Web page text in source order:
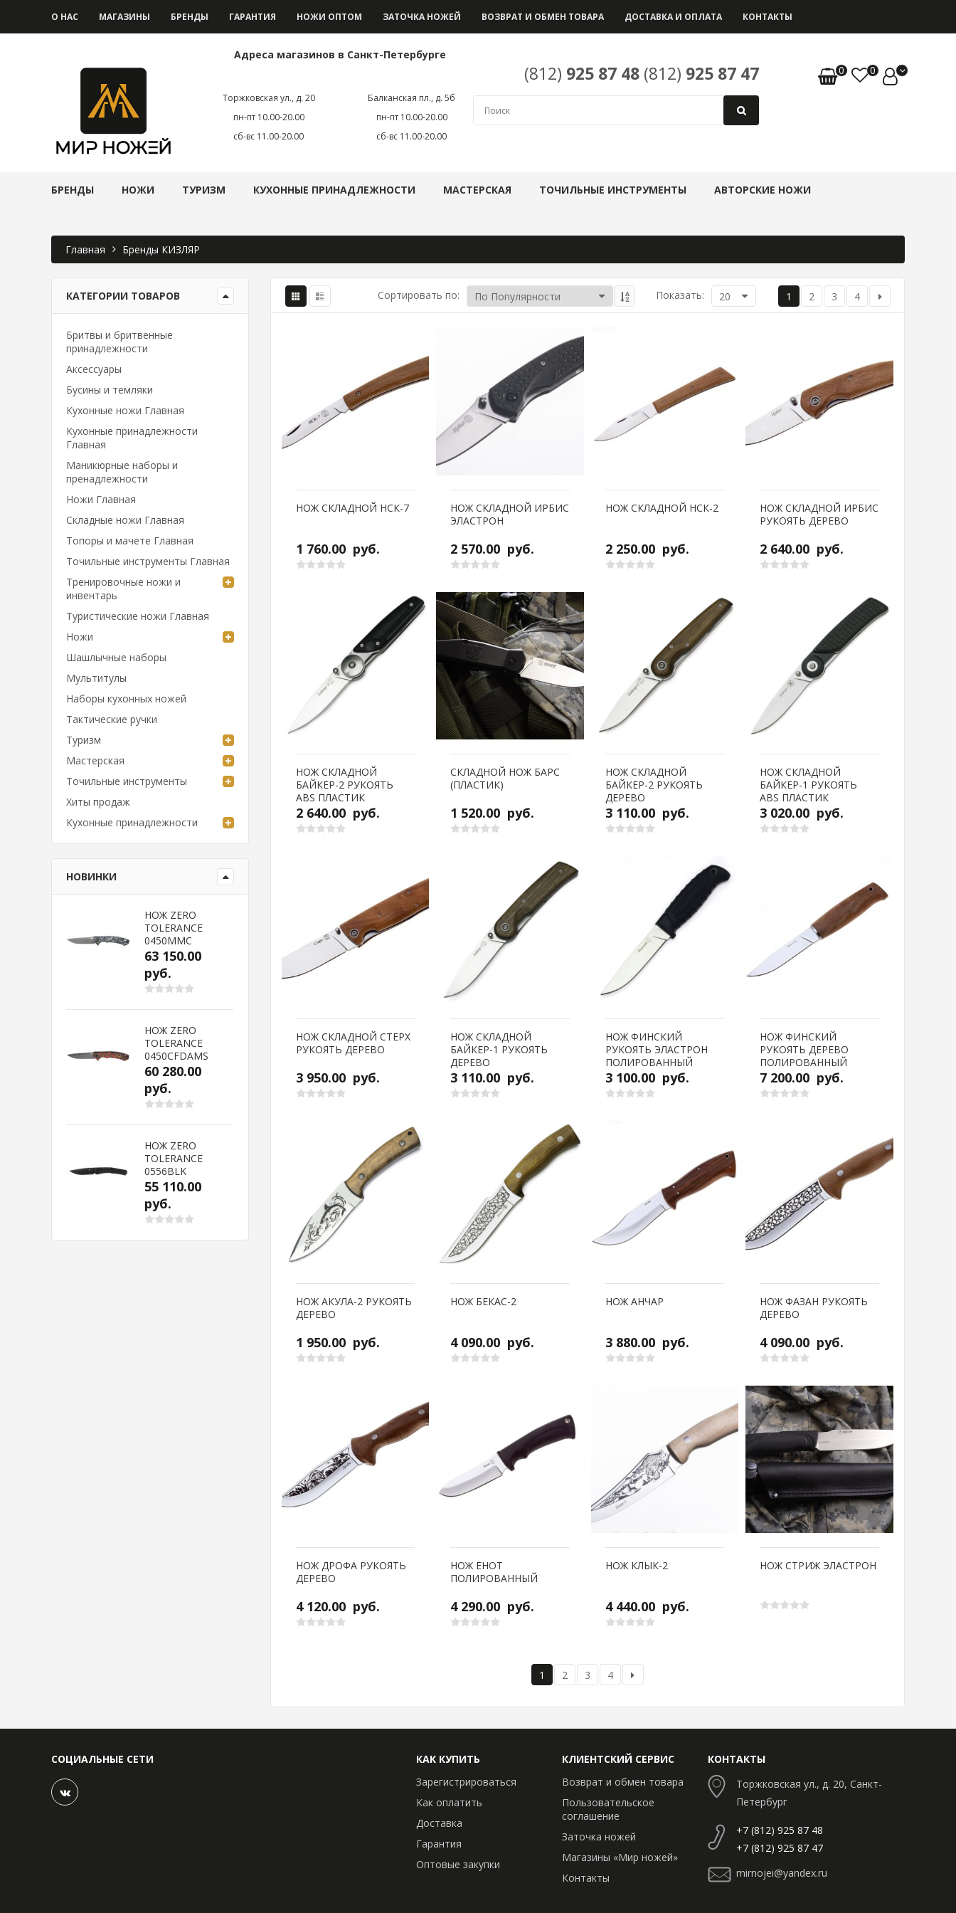
О НАС МАГАЗИНЫ БРЕНДЫ ГАРАНТИЯ НОЖИ ОПТОМ ЗАТОЧКА НОЖЕЙ ВОЗВРАТ И ОБМЕН ТОВАРА ДОСТАВКА И ОПЛАТА КОНТАКТЫ
Адреса магазинов в Санкт-Петербурге
(812) 925 87 48 (812) 925 87 47
Торжковская ул., д. 20
пн-пт 10.00-20.00
сб-вс 11.00-20.00
Балканская пл., д. 5б
пн-пт 10.00-20.00
сб-вс 11.00-20.00
0 0
БРЕНДЫ НОЖИ ТУРИЗМ КУХОННЫЕ ПРИНАДЛЕЖНОСТИ МАСТЕРСКАЯ ТОЧИЛЬНЫЕ ИНСТРУМЕНТЫ АВТОРСКИЕ НОЖИ
Главная Бренды КИЗЛЯР
КАТЕГОРИИ ТОВАРОВ
Бритвы и бритвенные
принадлежности
Аксессуары
Бусины и темляки
Кухонные ножи Главная
Кухонные принадлежности
Главная
Маникюрные наборы и
пренадлежности
Ножи Главная
Складные ножи Главная
Топоры и мачете Главная
Точильные инструменты Главная
Тренировочные ножи и
инвентарь
Туристические ножи Главная
Ножи
Шашлычные наборы
Мультитулы
Наборы кухонных ножей
Тактические ручки
Туризм
Мастерская
Точильные инструменты
Хиты продаж
Кухонные принадлежности
НОВИНКИ
НОЖ ZERO
TOLERANCE
0450MMC
63 150.00
руб.
НОЖ ZERO
TOLERANCE
0450CFDAMS
60 280.00
руб.
НОЖ ZERO
TOLERANCE
0556BLK
55 110.00
руб.
Сортировать по: Показать: 20 1 2 3 4
НОЖ СКЛАДНОЙ НСК-7
1 760.00 руб.
НОЖ СКЛАДНОЙ ИРБИС
ЭЛАСТРОН
2 570.00 руб.
НОЖ СКЛАДНОЙ НСК-2
2 250.00 руб.
НОЖ СКЛАДНОЙ ИРБИС
РУКОЯТЬ ДЕРЕВО
2 640.00 руб.
НОЖ СКЛАДНОЙ
БАЙКЕР-2 РУКОЯТЬ
ABS ПЛАСТИК
2 640.00 руб.
СКЛАДНОЙ НОЖ БАРС
(ПЛАСТИК)
1 520.00 руб.
НОЖ СКЛАДНОЙ
БАЙКЕР-2 РУКОЯТЬ
ДЕРЕВО
3 110.00 руб.
НОЖ СКЛАДНОЙ
БАЙКЕР-1 РУКОЯТЬ
ABS ПЛАСТИК
3 020.00 руб.
НОЖ СКЛАДНОЙ СТЕРХ
РУКОЯТЬ ДЕРЕВО
3 950.00 руб.
НОЖ СКЛАДНОЙ
БАЙКЕР-1 РУКОЯТЬ
ДЕРЕВО
3 110.00 руб.
НОЖ ФИНСКИЙ
РУКОЯТЬ ЭЛАСТРОН
ПОЛИРОВАННЫЙ
3 100.00 руб.
НОЖ ФИНСКИЙ
РУКОЯТЬ ДЕРЕВО
ПОЛИРОВАННЫЙ
7 200.00 руб.
НОЖ АКУЛА-2 РУКОЯТЬ
ДЕРЕВО
1 950.00 руб.
НОЖ БЕКАС-2
4 090.00 руб.
НОЖ АНЧАР
3 880.00 руб.
НОЖ ФАЗАН РУКОЯТЬ
ДЕРЕВО
4 090.00 руб.
НОЖ ДРОФА РУКОЯТЬ
ДЕРЕВО
4 120.00 руб.
НОЖ ЕНОТ
ПОЛИРОВАННЫЙ
4 290.00 руб.
НОЖ КЛЫК-2
4 440.00 руб.
НОЖ СТРИЖ ЭЛАСТРОН
1 2 3 4
СОЦИАЛЬНЫЕ СЕТИ
КАК КУПИТЬ
Зарегистрироваться
Как оплатить
Доставка
Гарантия
Оптовые закупки
КЛИЕНТСКИЙ СЕРВИС
Возврат и обмен товара
Пользовательское
соглашение
Заточка ножей
Магазины «Мир ножей»
Контакты
КОНТАКТЫ
Торжковская ул., д. 20, Санкт-
Петербург
+7 (812) 925 87 48
+7 (812) 925 87 47
mirnojei@yandex.ru